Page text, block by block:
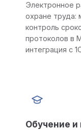
Электронное
охране труда:
контроль
протоколов в
интеграция с
Обучение и